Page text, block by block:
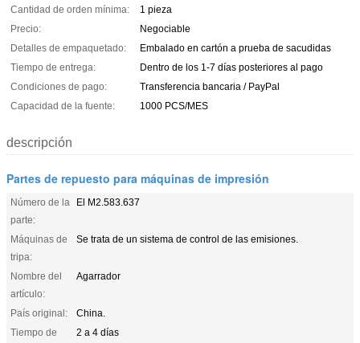
Cantidad de orden mínima:
1 pieza
Precio:
Negociable
Detalles de empaquetado:
Embalado en cartón a prueba de sacudidas
Tiempo de entrega:
Dentro de los 1-7 días posteriores al pago
Condiciones de pago:
Transferencia bancaria / PayPal
Capacidad de la fuente:
1000 PCS/MES
descripción
Partes de repuesto para máquinas de impresión
Número de la
parte:
El M2.583.637
Máquinas de
tripa:
Se trata de un sistema de control de las emisiones.
Nombre del
artículo:
Agarrador
País original:
China.
Tiempo de
2 a 4 días